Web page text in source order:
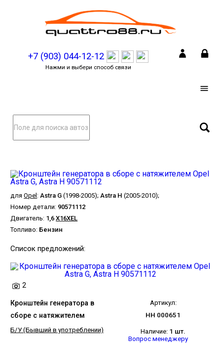
+7 (903) 044-12-12
Нажми и выбери способ связи
дляOpel : Astra G (1998-2005); Astra H (2005-2010);
Номер детали: 90571112
Двигатель: 1,6X16XEL
Топливо: Бензин
Список предложений:
2
Кронштейн генератора в
сборе с натяжителем
Б/У (Бывший в употреблении)
Артикул:
НН 000651
Наличие: 1 шт.
Вопрос менеджеру